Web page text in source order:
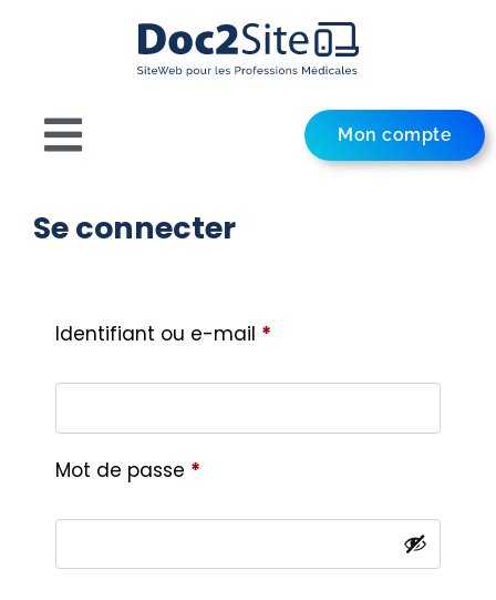
Mon compte
Se connecter
Identifiant ou e-mail *
Mot de passe *